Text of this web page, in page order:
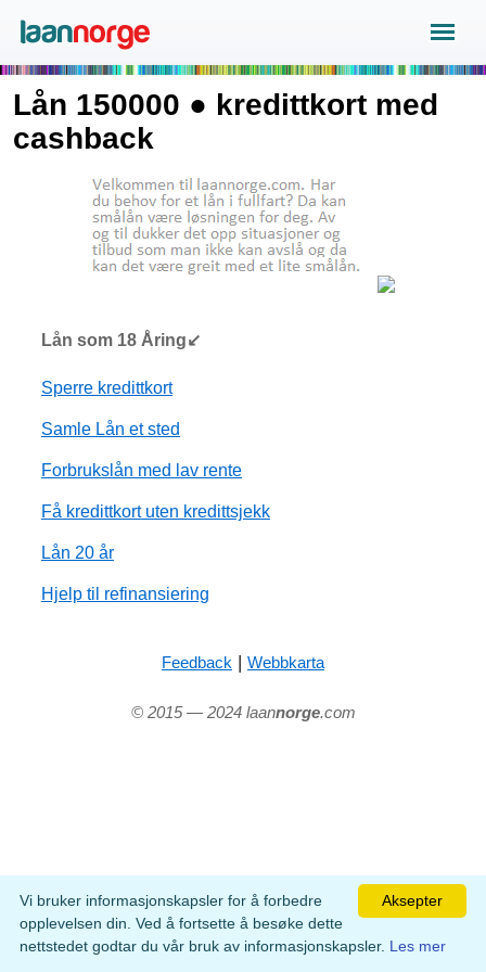
Lån 150000 ● kredittkort med
cashback
Lån som 18 Åring↙
Sperre kredittkort
Samle Lån et sted
Forbrukslån med lav rente
Få kredittkort uten kredittsjekk
Lån 20 år
Hjelp til refinansiering
Feedback | Webbkarta
© 2015 — 2024 laannorge.com
Aksepter
Vi bruker informasjonskapsler for å forbedre
opplevelsen din. Ved å fortsette å besøke dette
nettstedet godtar du vår bruk av informasjonskapsler. Les mer